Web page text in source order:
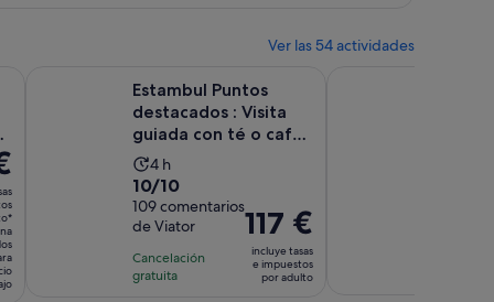
Ver las 54 actividades
Estambul Puntos
destacados : Visita
guiada con té o café
turco
La
duración
de
la
actividad
es
4 h
10.0
sobre
10
con
109
10/10
109 comentarios
de Viator
Cancelación
gratuita
El
precio
es
de
117 €
incluye tasas
e impuestos
por adulto